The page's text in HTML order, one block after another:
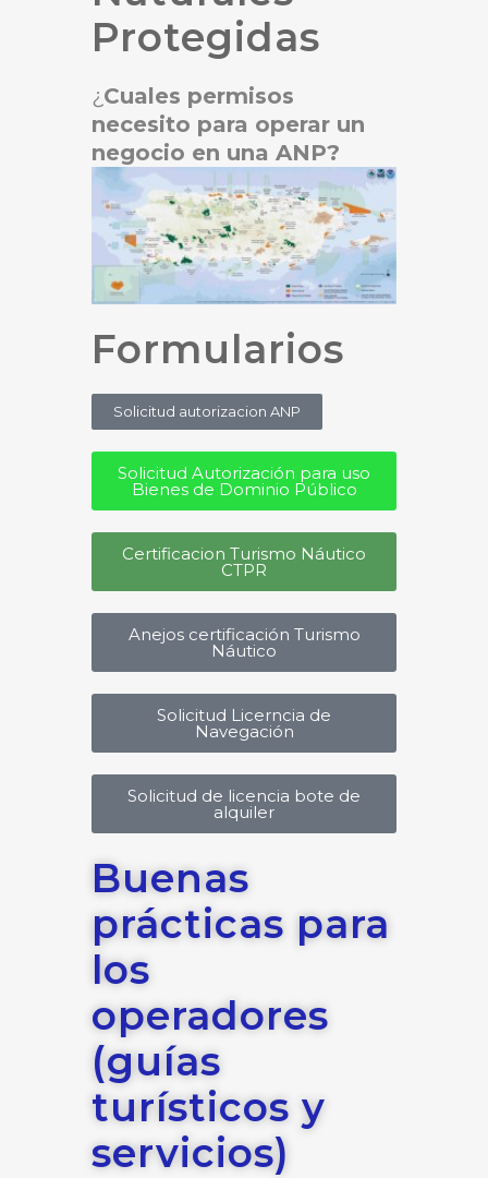
Protegidas
¿ Cuales permisos
necesito para operar un
negocio en una ANP?
Formularios
Solicitud autorizacion ANP
Solicitud Autorización para uso
Bienes de Dominio Público
Certificacion Turismo Náutico
CTPR
Anejos certificación Turismo
Náutico
Solicitud Licerncia de
Navegación
Solicitud de licencia bote de
alquiler
Buenas
prácticas para
los
operadores
(guías
turísticos y
servicios)